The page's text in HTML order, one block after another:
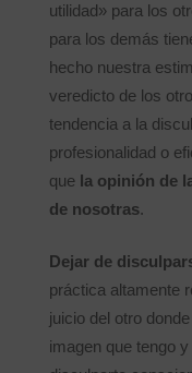
utilidad» para los
para los demás
hecho nuestra
veredicto de los
tendencia a la
profesionalidad o
que la opinión de
de nosotras.
Dejar de
práctica altamente
juicio del otro
imagen que tengo